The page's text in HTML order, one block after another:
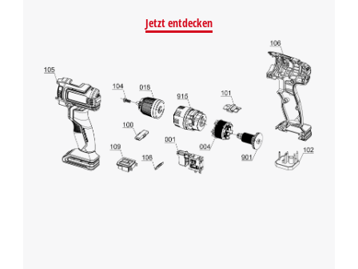
Wir benötigen deine Zustimmung, um
Google Maps laden zu können!
This content is not permitted to load due
to trackers that are not disclosed to the
Jetzt entdecken